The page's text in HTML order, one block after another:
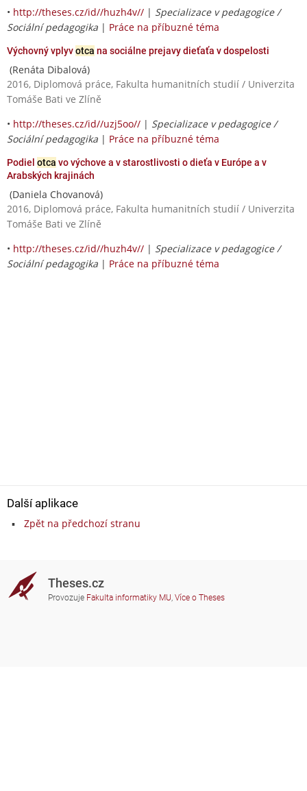
• http://theses.cz/id//huzh4v// | Specializace v pedagogice /
Sociální pedagogika | Práce na příbuzné téma
Výchovný vplyvotca na sociálne prejavy dieťaťa v dospelosti
(Renáta Dibalová)
2016, Diplomová práce, Fakulta humanitních studií / Univerzita
Tomáše Bati ve Zlíně
• http://theses.cz/id//uzj5oo// | Specializace v pedagogice /
Sociální pedagogika | Práce na příbuzné téma
Podiel otca vo výchove a v starostlivosti o dieťa v Európe a v
Arabských krajinách
(Daniela Chovanová)
2016, Diplomová práce, Fakulta humanitních studií / Univerzita
Tomáše Bati ve Zlíně
• http://theses.cz/id//huzh4v// | Specializace v pedagogice /
Sociální pedagogika | Práce na příbuzné téma
Další aplikace
Zpět na předchozí stranu
Theses.cz
Provozuje Fakulta informatiky MU, Více o Theses